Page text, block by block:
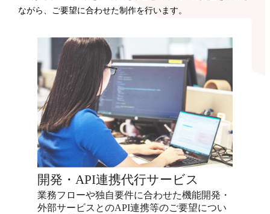
ながら、ご要望に合わせた制作を行います。
開発・API連携代行サービス
業務フローや独自要件に合わせた機能開発・
外部サービスとのAPI連携等のご要望につい